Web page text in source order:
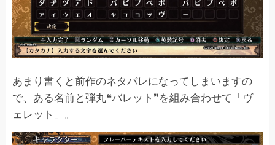
あまり書くと前作のネタバレになってしまいますの
で、ある名前と弾丸❝バレット❞を組み合わせて「ヴ
ェレット」。